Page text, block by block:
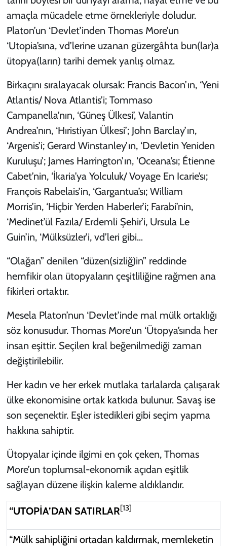
amaçla mücadele etme örnekleriyle doludur.
Platon’un ‘Devlet’inden Thomas More’un
‘Utopia’sına, vd’lerine uzanan güzergâhta bun(lar)a
ütopya(ların) tarihi demek yanlış olmaz.
Birkaçını sıralayacak olursak: Francis Bacon’ın, ‘Yeni
Atlantis/ Nova Atlantis’i; Tommaso
Campanella’nın, ‘Güneş Ülkesi’, Valantin
Andrea’nın, ‘Hıristiyan Ülkesi’; John Barclay’ın,
‘Argenis’i; Gerard Winstanley’ın, ‘Devletin Yeniden
Kuruluşu’; James Harrington’ın, ‘Oceana’sı; Étienne
Cabet’nin, ‘İkaria’ya Yolculuk/ Voyage En Icarie’sı;
François Rabelais’in, ‘Gargantua’sı; William
Morris’in, ‘Hiçbir Yerden Haberler’i; Farabi’nin,
‘Medinet’ül Fazıla/ Erdemli Şehir’i, Ursula Le
Guin’in, ‘Mülksüzler’i, vd’leri gibi…
“Olağan” denilen “düzen(sizliğ)in” reddinde
hemfikir olan ütopyaların çeşitliliğine rağmen ana
fikirleri ortaktır.
Mesela Platon’nun ‘Devlet’inde mal mülk ortaklığı
söz konusudur. Thomas More’un ‘Ütopya’sında her
insan eşittir. Seçilen kral beğenilmediği zaman
değiştirilebilir.
Her kadın ve her erkek mutlaka tarlalarda çalışarak
ülke ekonomisine ortak katkıda bulunur. Savaş ise
son seçenektir. Eşler istedikleri gibi seçim yapma
hakkına sahiptir.
Ütopyalar içinde ilgimi en çok çeken, Thomas
More’un toplumsal-ekonomik açıdan eşitlik
sağlayan düzene ilişkin kaleme aldıklarıdır.
“UTOPİA’DAN SATIRLAR[13]
“Mülk sahipliğini ortadan kaldırmak, memleketin